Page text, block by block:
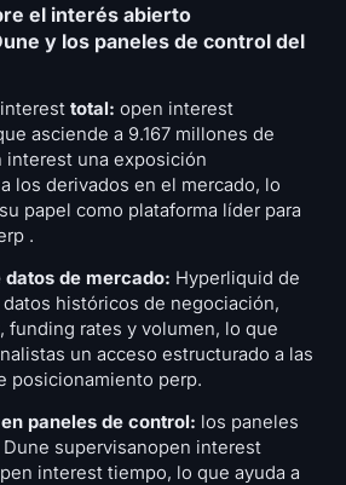
el interés abierto
y los paneles de control del
total: open interest
asciende a 9.167 millones de
interest una exposición
los derivados en el mercado, lo
papel como plataforma líder para
.
datos de mercado: Hyperliquid de
históricos de negociación,
funding rates y volumen, lo que
un acceso estructurado a las
posicionamiento perp.
paneles de control: los paneles
supervisanopen interest
interest tiempo, lo que ayuda a